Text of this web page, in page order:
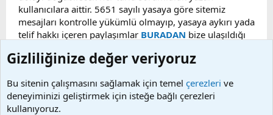
kullanıcılara aittir. 5651 sayılı yasaya göre sitemiz
mesajları kontrolle yükümlü olmayıp, yasaya aykırı yada
telif hakkı içeren paylaşımlar BURADAN bize ulaşıldığı
kaldırılacaktır. Sitemizde Bulunan Videolar YouTube,
alınmaktadır. Telif hakları sorumluluğu bu sitelere aittir.
Videoların hiç biri sunucularımızda bulunmamaktadır.
Gizliliğinize değer veriyoruz
Bu sitenin çalışmasını sağlamak için temel çerezleri ve
deneyiminizi geliştirmek için isteğe bağlı çerezleri
kullanıyoruz.